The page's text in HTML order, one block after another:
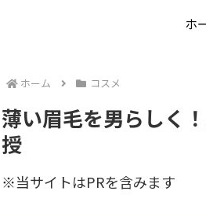
ホ
ホーム コスメ
薄い眉毛を男らしく
授
※当サイトはPRを含みます